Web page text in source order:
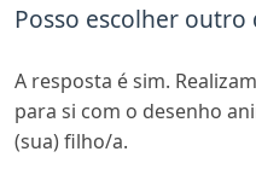
Posso escolher
A resposta é sim.
para si com o desenho
(sua) filho/a.